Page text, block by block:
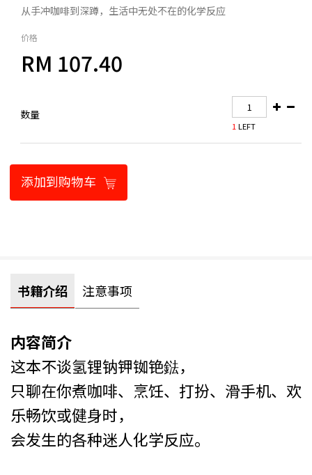
从手冲咖啡到深蹲，生活中无处不在的化学反应
价格
RM 107.40
数量
1LEFT
添加到购物车
书籍介绍 注意事项
内容简介
这本不谈氢锂钠钾铷铯鍅，
只聊在你煮咖啡、烹饪、打扮、滑手机、欢
乐畅饮或健身时，
会发生的各种迷人化学反应。